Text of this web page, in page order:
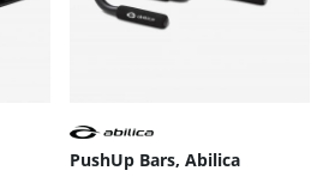
PushUp Bars, Abilica